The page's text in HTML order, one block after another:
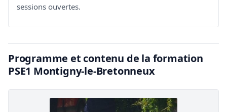
sessions ouvertes.
Programme et contenu de la formation
PSE1 Montigny-le-Bretonneux